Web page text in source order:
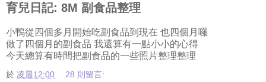
育兒日記: 8M 副食品整理
小鴨從四個多月開始吃副食品到現在 也四個月囉
做了四個月的副食品 我還算有一點小小的心得
今天總算有時間把副食品的一些照片整理整理
於 凌晨12:00 28 則留言: